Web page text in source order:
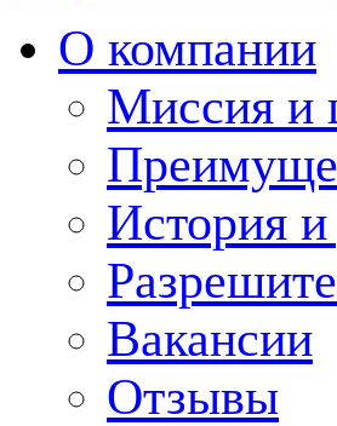
О компании
Миссия и
История
Вакансии
Отзывы